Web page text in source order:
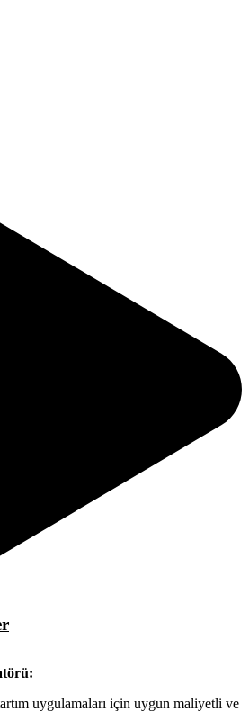
uygulamaları için uygun maliyetli ve